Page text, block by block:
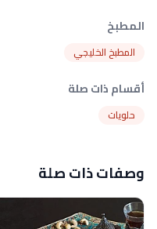
المطبخ
المطبخ الخليجي
أقسام ذات صلة
حلويات
وصفات ذات صلة